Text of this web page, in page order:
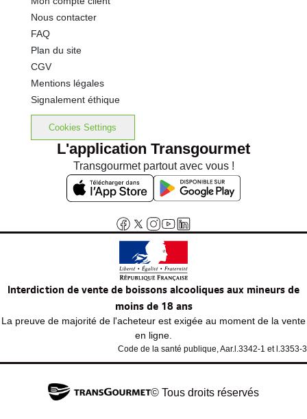
Nous contacter
FAQ
Plan du site
CGV
Mentions légales
Signalement éthique
Cookies Settings
L'application Transgourmet
Transgourmet partout avec vous !
Interdiction de vente de boissons alcooliques aux mineurs de
moins de 18 ans
La preuve de majorité de l'acheteur est exigée au moment de la vente
en ligne.
Code de la santé publique, Aar.l.3342-1 et l.3353-3
© Tous droits réservés